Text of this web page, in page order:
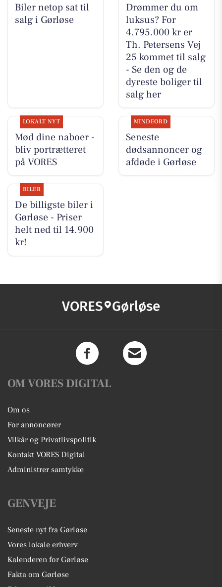
Biler netop sat til
salg i Gørløse
Drømmer du om
luksus? For
4.795.000 kr er
Th. Petersens Vej
25 kommet til salg
- Se den og de
dyreste boliger til
salg her
LOKALT NYT
Mød dine naboer -
bliv portrætteret
på VORES
MINDEORD
Seneste
dødsannoncer og
afdøde i Gørløse
BILER
De billigste biler i
Gørløse - Priser
helt ned til 14.900
kr!
VORES Gørløse
OM VORES DIGITAL
Om os
For annoncører
Vilkår og Privatlivspolitik
Kontakt VORES Digital
Administrer samtykke
GENVEJE
Seneste nyt fra Gørløse
Vores lokale erhverv
Kalenderen for Gørløse
Fakta om Gørløse